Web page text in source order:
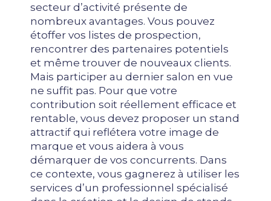
secteur d’activité présente de
nombreux avantages. Vous pouvez
étoffer vos listes de prospection,
rencontrer des partenaires potentiels
et même trouver de nouveaux clients.
Mais participer au dernier salon en vue
ne suffit pas. Pour que votre
contribution soit réellement efficace et
rentable, vous devez proposer un stand
attractif qui reflétera votre image de
marque et vous aidera à vous
démarquer de vos concurrents. Dans
ce contexte, vous gagnerez à utiliser les
services d’un professionnel spécialisé